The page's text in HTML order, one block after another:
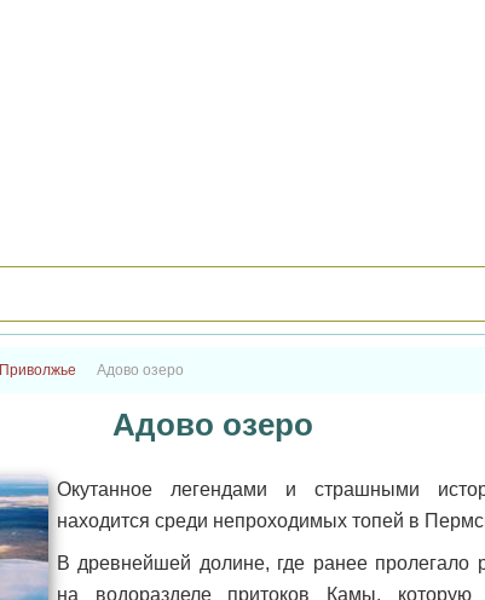
Приволжье Адово озеро
Адово озеро
Окутанное легендами и страшными
находится среди непроходимых топей в
В древнейшей долине, где ранее пролегало
на водоразделе притоков Камы,